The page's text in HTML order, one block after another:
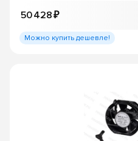
50 428 ₽
Можно купить дешевле!